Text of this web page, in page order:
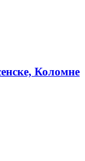
Коломне